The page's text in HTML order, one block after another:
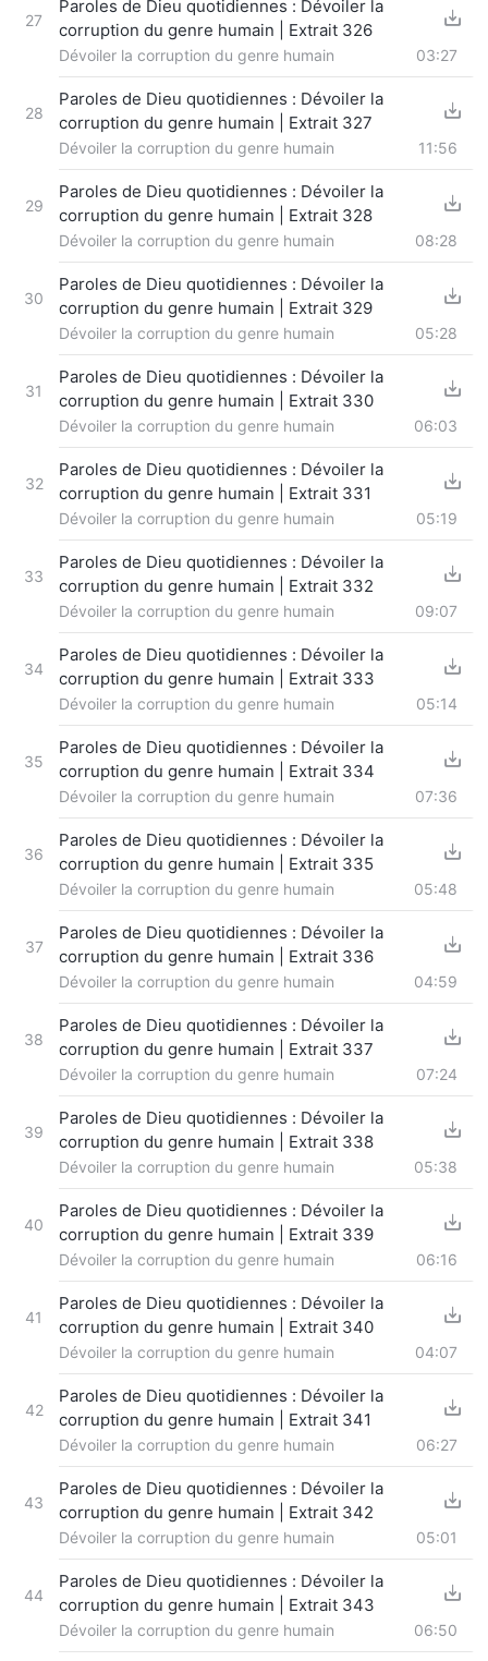
27
Paroles de Dieu quotidiennes : Dévoiler la
corruption du genre humain | Extrait 326
Dévoiler la corruption du genre humain 03:27
28
Paroles de Dieu quotidiennes : Dévoiler la
corruption du genre humain | Extrait 327
Dévoiler la corruption du genre humain 11:56
29
Paroles de Dieu quotidiennes : Dévoiler la
corruption du genre humain | Extrait 328
Dévoiler la corruption du genre humain 08:28
30
Paroles de Dieu quotidiennes : Dévoiler la
corruption du genre humain | Extrait 329
Dévoiler la corruption du genre humain 05:28
31
Paroles de Dieu quotidiennes : Dévoiler la
corruption du genre humain | Extrait 330
Dévoiler la corruption du genre humain 06:03
32
Paroles de Dieu quotidiennes : Dévoiler la
corruption du genre humain | Extrait 331
Dévoiler la corruption du genre humain 05:19
33
Paroles de Dieu quotidiennes : Dévoiler la
corruption du genre humain | Extrait 332
Dévoiler la corruption du genre humain 09:07
34
Paroles de Dieu quotidiennes : Dévoiler la
corruption du genre humain | Extrait 333
Dévoiler la corruption du genre humain 05:14
35
Paroles de Dieu quotidiennes : Dévoiler la
corruption du genre humain | Extrait 334
Dévoiler la corruption du genre humain 07:36
36
Paroles de Dieu quotidiennes : Dévoiler la
corruption du genre humain | Extrait 335
Dévoiler la corruption du genre humain 05:48
37
Paroles de Dieu quotidiennes : Dévoiler la
corruption du genre humain | Extrait 336
Dévoiler la corruption du genre humain 04:59
38
Paroles de Dieu quotidiennes : Dévoiler la
corruption du genre humain | Extrait 337
Dévoiler la corruption du genre humain 07:24
39
Paroles de Dieu quotidiennes : Dévoiler la
corruption du genre humain | Extrait 338
Dévoiler la corruption du genre humain 05:38
40
Paroles de Dieu quotidiennes : Dévoiler la
corruption du genre humain | Extrait 339
Dévoiler la corruption du genre humain 06:16
41
Paroles de Dieu quotidiennes : Dévoiler la
corruption du genre humain | Extrait 340
Dévoiler la corruption du genre humain 04:07
42
Paroles de Dieu quotidiennes : Dévoiler la
corruption du genre humain | Extrait 341
Dévoiler la corruption du genre humain 06:27
43
Paroles de Dieu quotidiennes : Dévoiler la
corruption du genre humain | Extrait 342
Dévoiler la corruption du genre humain 05:01
44
Paroles de Dieu quotidiennes : Dévoiler la
corruption du genre humain | Extrait 343
Dévoiler la corruption du genre humain 06:50